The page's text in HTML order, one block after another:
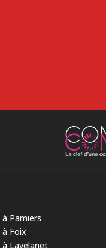
Pamiers
Foix
Lavelanet